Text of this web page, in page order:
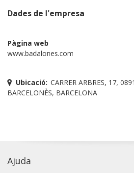
Dades de l'empresa
Pàgina web
www.badalones.com
Ubicació: CARRER ARBRES, 17,
BARCELONÈS, BARCELONA
Ajuda